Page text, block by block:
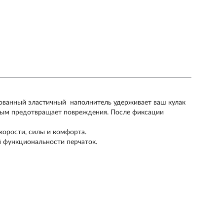
эластичный наполнитель удерживает ваш кулак
предотвращает повреждения. После фиксации
силы и комфорта.
перчаток.